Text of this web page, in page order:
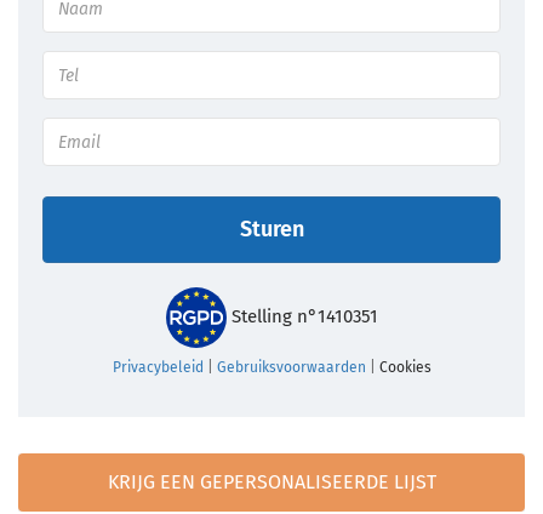
Sturen
Stelling n°1410351
Privacybeleid Gebruiksvoorwaarden Cookies
KRIJG EEN GEPERSONALISEERDE LIJST